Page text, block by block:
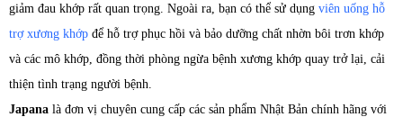
giảm đau khớp rất quan trọng. Ngoài ra, bạn có thể sử dụng viên uống hỗ
trợ xương khớp để hỗ trợ phục hồi và bảo dưỡng chất nhờn bôi trơn khớp
và các mô khớp, đồng thời phòng ngừa bệnh xương khớp quay trở lại, cải
thiện tình trạng người bệnh.
Japana là đơn vị chuyên cung cấp các sản phẩm Nhật Bản chính hãng với